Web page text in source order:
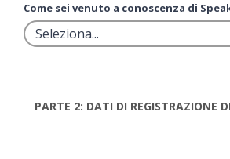
Come sei venuto a conoscenza di
PARTE 2: DATI DI REGISTRAZIONE